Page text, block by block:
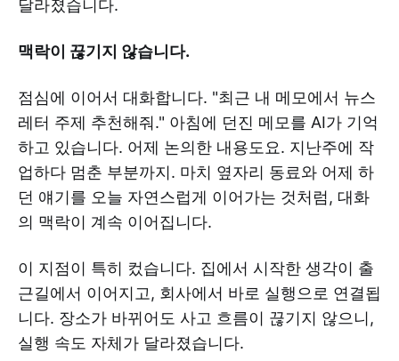
달라졌습니다.
맥락이 끊기지 않습니다.
점심에 이어서 대화합니다. "최근 내 메모에서 뉴스
레터 주제 추천해줘." 아침에 던진 메모를 AI가 기억
하고 있습니다. 어제 논의한 내용도요. 지난주에 작
업하다 멈춘 부분까지. 마치 옆자리 동료와 어제 하
던 얘기를 오늘 자연스럽게 이어가는 것처럼, 대화
의 맥락이 계속 이어집니다.
이 지점이 특히 컸습니다. 집에서 시작한 생각이 출
근길에서 이어지고, 회사에서 바로 실행으로 연결됩
니다. 장소가 바뀌어도 사고 흐름이 끊기지 않으니,
실행 속도 자체가 달라졌습니다.